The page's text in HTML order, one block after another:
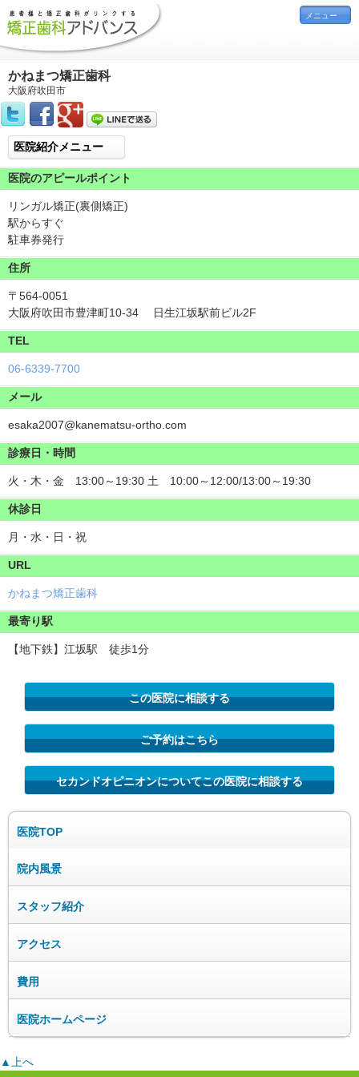
メニュー
かねまつ矯正歯科
大阪府吹田市
医院紹介メニュー
医院のアピールポイント
リンガル矯正(裏側矯正)
駅からすぐ
駐車券発行
住所
〒564-0051
大阪府吹田市豊津町10-34 日生江坂駅前ビル2F
TEL
06-6339-7700
メール
esaka2007@kanematsu-ortho.com
診療日・時間
火・木・金 13:00～19:30 土 10:00～12:00/13:00～19:30
休診日
月・水・日・祝
URL
かねまつ矯正歯科
最寄り駅
【地下鉄】江坂駅 徒歩1分
この医院に相談する
ご予約はこちら
セカンドオピニオンについてこの医院に相談する
医院TOP
院内風景
スタッフ紹介
アクセス
費用
医院ホームページ
▲上へ